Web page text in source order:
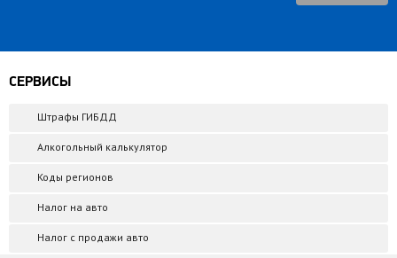
СЕРВИСЫ
Штрафы ГИБДД
Алкогольный калькулятор
Коды регионов
Налог на авто
Налог с продажи авто